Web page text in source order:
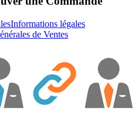
Informations légales
de Ventes